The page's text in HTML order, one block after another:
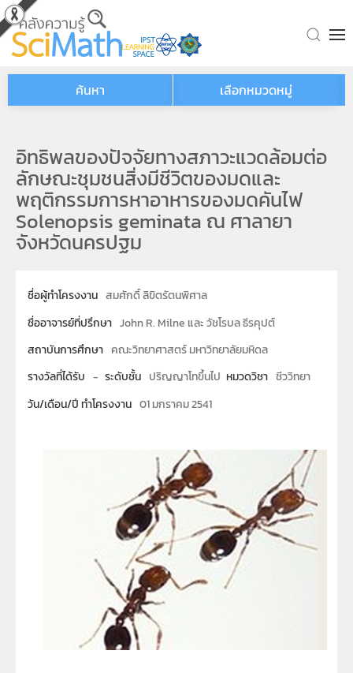
Skip to main content
ค้นหา เลือกหมวดหมู่
อิทธิพลของปัจจัยทางสภาวะแวดล้อมต่อ
ลักษณะชุมชนสิ่งมีชีวิตของมดและ
พฤติกรรมการหาอาหารของมดคันไฟ
Solenopsis geminata ณ ศาลายา
จังหวัดนครปฐม
ชื่อผู้ทำโครงงาน สมศักดิ์ ลิขิตรัตนพิศาล
ชื่ออาจารย์ที่ปรึกษา John R. Milne และ วัชโรบล ธีรคุปต์
สถาบันการศึกษา คณะวิทยาศาสตร์ มหาวิทยาลัยมหิดล
รางวัลที่ได้รับ - ระดับชั้น ปริญญาโทขึ้นไป หมวดวิชา ชีววิทยา
วัน/เดือน/ปี ทำโครงงาน 01 มกราคม 2541